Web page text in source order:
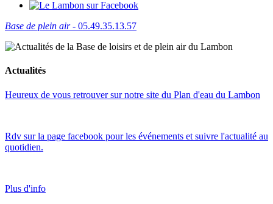
Base de plein air- 05.49.35.13.57
Actualités
Heureux de vous retrouver sur notre site du Plan d'eau du Lambon
Rdv sur la page facebook pour les événements et suivre l'actualité au
quotidien.
Plus d'info